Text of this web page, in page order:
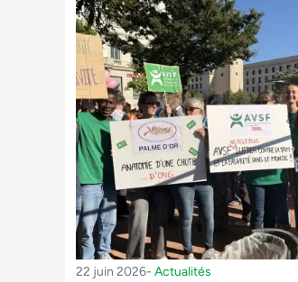
22 juin 2026- Actualités